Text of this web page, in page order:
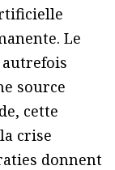
Le
source
cette
crise
donnent